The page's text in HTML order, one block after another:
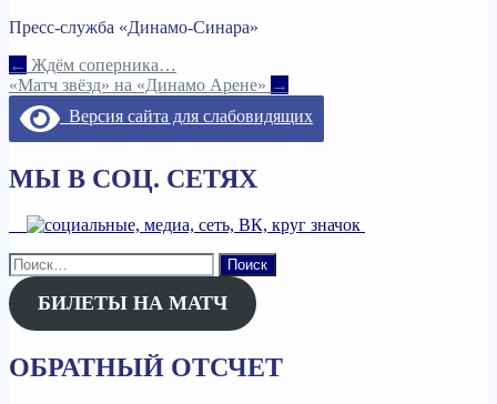
Пресс-служба «Динамо-Синара»
Навигация
по
записям
← Ждём соперника…
«Матч звёзд» на «Динамо Арене» →
Версия сайта для слабовидящих
МЫ В СОЦ. СЕТЯХ
Найти:
БИЛЕТЫ НА МАТЧ
ОБРАТНЫЙ ОТСЧЕТ